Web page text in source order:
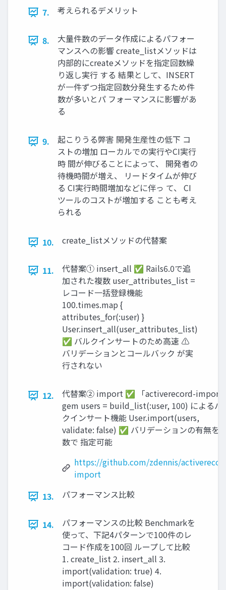
7.
考えられるデメリット
8.
大量件数のデータ作成によるパフォー
マンスへの影響 create_listメソッドは
内部的にcreateメソッドを指定回数繰
り返し実⾏ する 結果として、INSERT
が⼀件ずつ指定回数分発⽣するため件
数が多いとパ フォーマンスに影響があ
る
9.
起こりうる弊害 開発⽣産性の低下 コ
ストの増加 ローカルでの実⾏やCI実⾏
時 間が伸びることによって、 開発者の
待機時間が増え、 リードタイムが伸び
る CI実⾏時間増加などに伴っ て、 CI
ツールのコストが増加する ことも考え
られる
10. create_listメソッドの代替案
11.
代替案① insert_all ✅ Rails6.0で追
加された複数 user_attributes_list =
レコード⼀括登録機能
100.times.map {
attributes_for(:user) }
User.insert_all(user_attributes_list)
✅ バルクインサートのため⾼速 ⚠
バリデーションとコールバック が実
⾏されない
12.
代替案② import ✅ 「activerecord-import
gem users = build_list(:user, 100) によるバ
クインサート機能 User.import(users,
validate: false) ✅ バリデーションの有無を
数で 指定可能
https://github.com/zdennis/
import
13.
パフォーマンス⽐較
14.
パフォーマンスの⽐較 Benchmarkを
使って、下記4パターンで100件のレ
コード作成を100回 ループして⽐較
1. create_list 2. insert_all 3.
import(validation: true) 4.
import(validation: false)